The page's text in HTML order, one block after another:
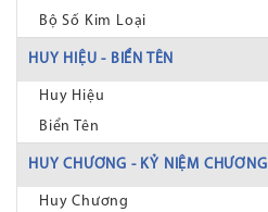
Bộ Số Kim Loại
HUY HIỆU - BIỂN TÊN
Huy Hiệu
Biển Tên
HUY CHƯƠNG - KỶ NIỆM CHƯƠNG
Huy Chương